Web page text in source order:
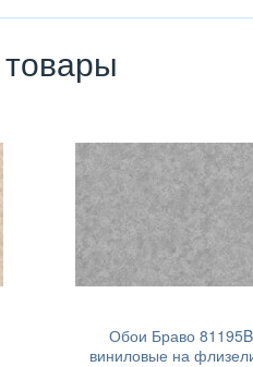
Обои Браво
виниловые на